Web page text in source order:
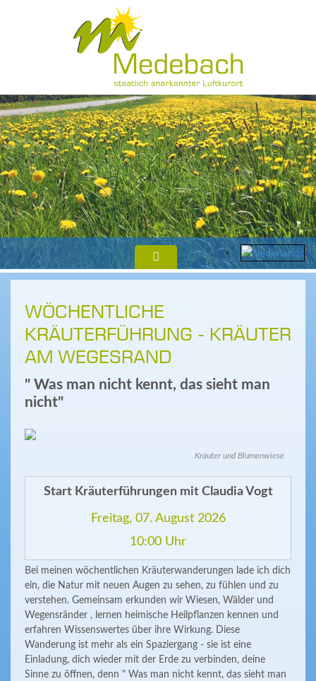
WÖCHENTLICHE
KRÄUTERFÜHRUNG - KRÄUTER
AM WEGESRAND
" Was man nicht kennt, das sieht man
nicht"
Kräuter und Blumenwiese
Start Kräuterführungen mit Claudia Vogt
Freitag, 07. August 2026
10:00 Uhr
Bei meinen wöchentlichen Kräuterwanderungen lade ich dich
ein, die Natur mit neuen Augen zu sehen, zu fühlen und zu
verstehen. Gemeinsam erkunden wir Wiesen, Wälder und
Wegensränder , lernen heimische Heilpflanzen kennen und
erfahren Wissenswertes über ihre Wirkung. Diese
Wanderung ist mehr als ein Spaziergang - sie ist eine
Einladung, dich wieder mit der Erde zu verbinden, deine
Sinne zu öffnen, denn " Was man nicht kennt, das sieht man